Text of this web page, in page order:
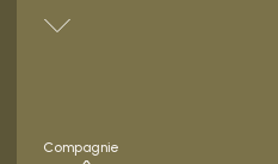
Compagnie